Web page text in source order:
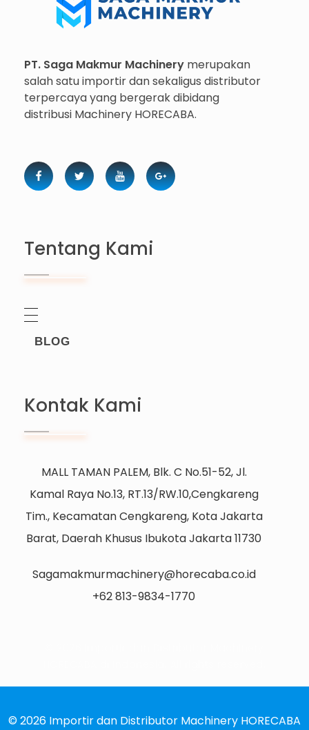
PT. Saga Makmur Machinery merupakan
salah satu importir dan sekaligus distributor
terpercaya yang bergerak dibidang
distribusi Machinery HORECABA.
Tentang Kami
BLOG
Kontak Kami
MALL TAMAN PALEM, Blk. C No.51-52, Jl.
Kamal Raya No.13, RT.13/RW.10,Cengkareng
Tim., Kecamatan Cengkareng, Kota Jakarta
Barat, Daerah Khusus Ibukota Jakarta 11730
Sagamakmurmachinery@horecaba.co.id
+62 813-9834-1770
© 2026 Importir dan Distributor Machinery HORECABA